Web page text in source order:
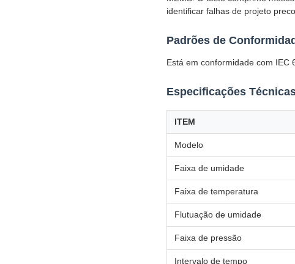
identificar falhas de projeto
Padrões de
Está em conformidade com IEC
Especificações
ITEM
Modelo
Faixa de umidade
Faixa de temperatura
Flutuação de umidade
Faixa de pressão
Intervalo de tempo